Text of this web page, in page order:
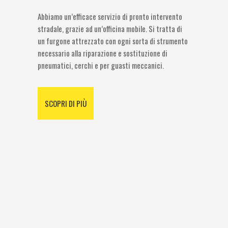
Abbiamo un’efficace servizio di pronto intervento
stradale, grazie ad un’officina mobile. Si tratta di
un furgone attrezzato con ogni sorta di strumento
necessario alla riparazione e sostituzione di
pneumatici, cerchi e per guasti meccanici.
SCOPRI DI PIÙ